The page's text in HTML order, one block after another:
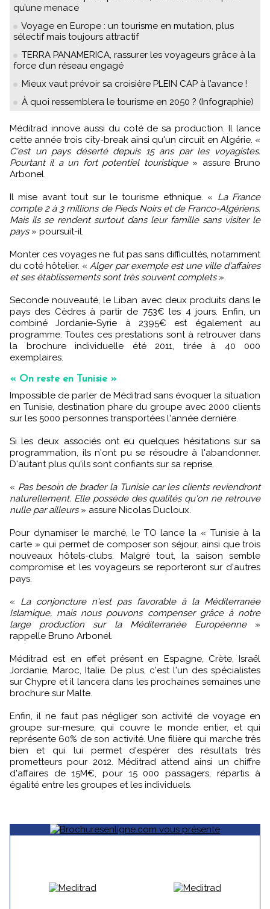
qu’une menace
Voyage en Europe : un tourisme en mutation, plus
sélectif mais toujours attractif
TERRA PANAMERICA, rassurer les voyageurs grâce à la
force d’un réseau engagé
Mieux vaut prévoir sa croisière PLEIN CAP à l’avance !
À quoi ressemblera le tourisme en 2050 ? (Infographie)
Méditrad innove aussi du coté de sa production. Il lance
cette année trois city-break ainsi qu'un circuit en Algérie. «
C'est un pays déserté depuis 15 ans par les voyagistes.
Pourtant il a un fort potentiel touristique » assure Bruno
Arbonel.
Il mise avant tout sur le tourisme ethnique. « La France
compte 2 à 3 millions de Pieds Noirs et de Franco-Algériens.
Mais ils se rendent surtout dans leur famille sans visiter le
pays» poursuit-il.
Monter ces voyages ne fut pas sans difficultés, notamment
du coté hôtelier. « Alger par exemple est une ville d'affaires
et ses établissements sont très souvent complets ».
Seconde nouveauté, le Liban avec deux produits dans le
pays des Cèdres à partir de 753€ les 4 jours. Enfin, un
combiné Jordanie-Syrie à 2395€ est également au
programme. Toutes ces prestations sont à retrouver dans
la brochure individuelle été 2011, tirée à 40 000
exemplaires.
« On reste en Tunisie »
en Tunisie, destination phare du groupe avec 2000 clients
sur les 5000 personnes transportées l'année dernière.
Si les deux associés ont eu quelques hésitations sur sa
programmation, ils n'ont pu se résoudre à l'abandonner.
D'autant plus qu'ils sont confiants sur sa reprise.
« Pas besoin de brader la Tunisie car les clients reviendront
naturellement. Elle possède des qualités qu'on ne retrouve
nulle par ailleurs» assure Nicolas Ducloux.
Pour dynamiser le marché, le TO lance la « Tunisie à la
carte » qui permet de composer son séjour, ainsi que trois
nouveaux hôtels-clubs. Malgré tout, la saison semble
compromise et les voyageurs se reporteront sur d'autres
pays.
« La conjoncture n'est pas favorable à la Méditerranée
Islamique, mais nous pouvons compenser grâce à notre
large production sur la Méditerranée Européenne »
rappelle Bruno Arbonel.
Méditrad est en effet présent en Espagne, Crète, Israël
Jordanie, Maroc, Italie. De plus, c'est l'un des spécialistes
sur Chypre et il lancera dans les prochaines semaines une
brochure sur Malte.
Enfin, il ne faut pas négliger son activité de voyage en
groupe sur-mesure, qui couvre le monde entier, et qui
représente 60% de son activité. Une filière qui marche très
bien et qui lui permet d'espérer des résultats très
prometteurs pour 2012. Méditrad attend ainsi un chiffre
d'affaires de 15M€, pour 15 000 passagers, répartis à
égalité entre les groupes et les individuels.